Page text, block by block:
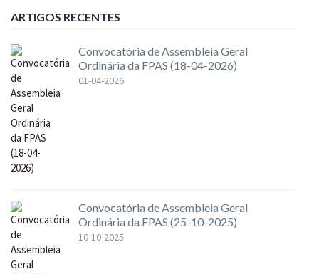
ARTIGOS RECENTES
Convocatória de Assembleia Geral
Ordinária da FPAS (18-04-2026)
01-04-2026
Convocatória de Assembleia Geral
Ordinária da FPAS (25-10-2025)
10-10-2025